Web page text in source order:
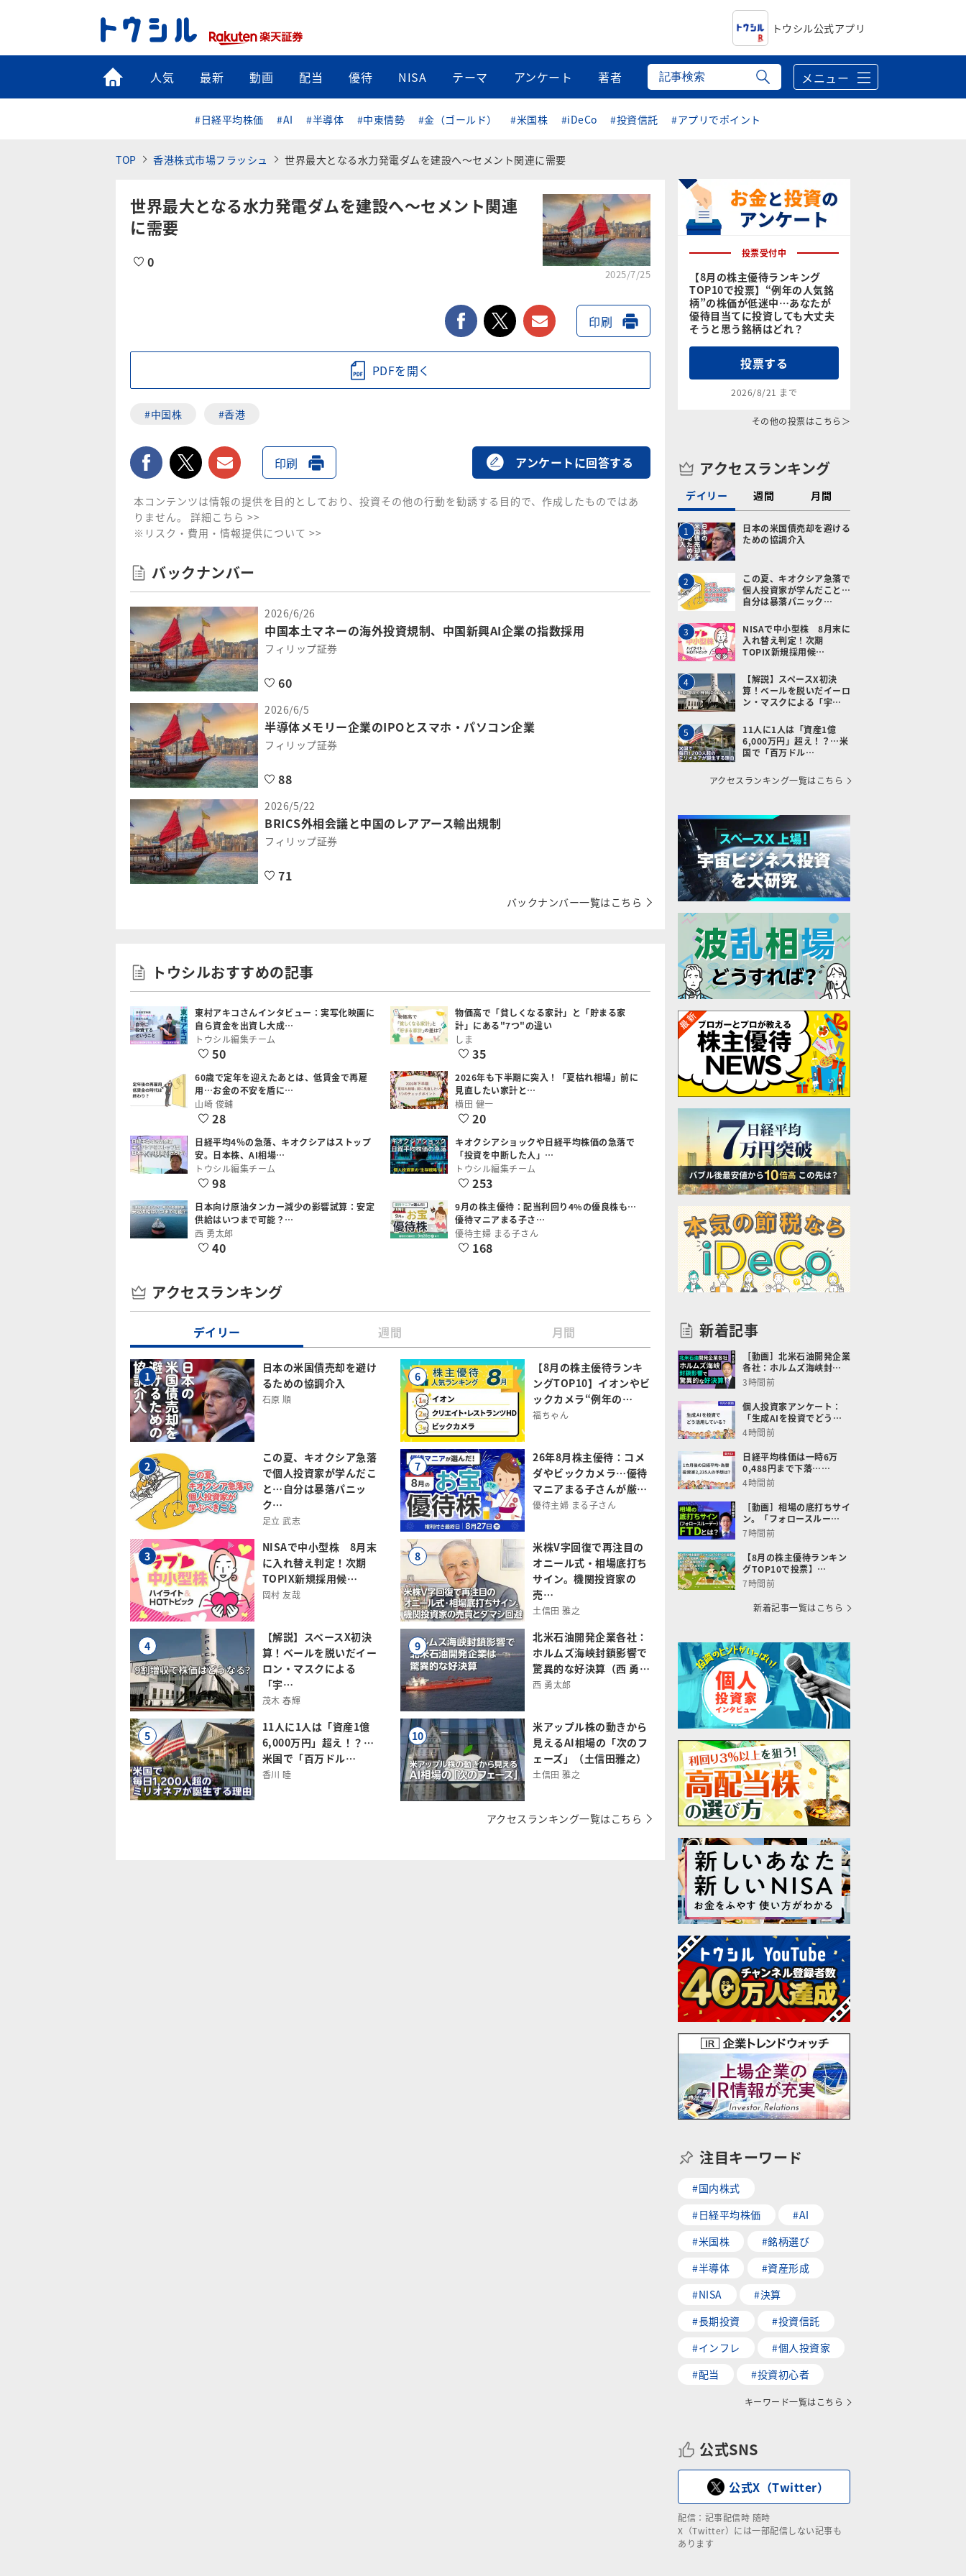
トウシル公式アプリ
トップ
人気 最新 動画 配当 優待 NISA テーマ アンケート 著者 メニュー
#日経平均株価 #AI #半導体 #中東情勢 #金（ゴールド） #米国株 #iDeCo #投資信託 #アプリでポイント
TOP 香港株式市場フラッシュ 世界最大となる水力発電ダムを建設へ～セメント関連に需要
世界最大となる水力発電ダムを建設へ～セメント関連
に需要
0
2025/7/25
facebooktwitter メールで送る
印刷
PDFを開く
#中国株 #香港
facebooktwitter メールで送る
印刷 アンケートに回答する
本コンテンツは情報の提供を目的としており、投資その他の行動を勧誘する目的で、作成したものではあ
りません。 詳細こちら >>
※リスク・費用・情報提供について >>
バックナンバー
2026/6/26
中国本土マネーの海外投資規制、中国新興AI企業の指数採用
フィリップ証券
60
2026/6/5
半導体メモリー企業のIPOとスマホ・パソコン企業
フィリップ証券
88
2026/5/22
BRICS外相会議と中国のレアアース輸出規制
フィリップ証券
71
バックナンバー一覧はこちら
トウシルおすすめの記事
東村アキコさんインタビュー：実写化映画に
自ら資金を出資し大成…
トウシル編集チーム
50
物価高で「貧しくなる家計」と「貯まる家
計」にある"7つ"の違い
しま
35
60歳で定年を迎えたあとは、低賃金で再雇
用…お金の不安を盾に…
山崎 俊輔
28
2026年も下半期に突入！「夏枯れ相場」前に
見直したい家計と…
横田 健一
20
日経平均4％の急落、キオクシアはストップ
安。日本株、AI相場…
トウシル編集チーム
98
キオクシアショックや日経平均株価の急落で
「投資を中断した人」…
トウシル編集チーム
253
日本向け原油タンカー減少の影響試算：安定
供給はいつまで可能？…
西 勇太郎
40
9月の株主優待：配当利回り4%の優良株も…
優待マニアまる子さ…
優待主婦 まる子さん
168
アクセスランキング
デイリー 週間 月間
1
日本の米国債売却を避け
るための協調介入
石原 順
2
この夏、キオクシア急落
で個人投資家が学んだこ
と…自分は暴落パニッ
ク…
足立 武志
3
NISAで中小型株 8月末
に入れ替え判定！次期
TOPIX新規採用候…
岡村 友哉
4
【解説】スペースX初決
算！ベールを脱いだイー
ロン・マスクによる
「宇…
茂木 春輝
5
11人に1人は「資産1億
6,000万円」超え！？…
米国で「百万ドル…
香川 睦
6
【8月の株主優待ランキ
ングTOP10】イオンやビ
ックカメラ“例年の…
福ちゃん
7
26年8月株主優待：コメ
ダやビックカメラ…優待
マニアまる子さんが厳…
優待主婦 まる子さん
8
米株V字回復で再注目の
オニール式・相場底打ち
サイン。機関投資家の
売…
土信田 雅之
9
北米石油開発企業各社：
ホルムズ海峡封鎖影響で
驚異的な好決算（西 勇…
西 勇太郎
10
米アップル株の動きから
見えるAI相場の「次のフ
ェーズ」（土信田雅之）
土信田 雅之
アクセスランキング一覧はこちら
投票受付中
【8月の株主優待ランキング
TOP10で投票】“例年の人気銘
柄”の株価が低迷中…あなたが
優待目当てに投資しても大丈夫
そうと思う銘柄はどれ？
投票する
2026/8/21 まで
その他の投票はこちら＞
アクセスランキング
デイリー 週間 月間
1
日本の米国債売却を避ける
ための協調介入
2
この夏、キオクシア急落で
個人投資家が学んだこと…
自分は暴落パニック…
3
NISAで中小型株 8月末に
入れ替え判定！次期
TOPIX新規採用候…
4
【解説】スペースX初決
算！ベールを脱いだイーロ
ン・マスクによる「宇…
5
11人に1人は「資産1億
6,000万円」超え！？…米
国で「百万ドル…
アクセスランキング一覧はこちら
新着記事
［動画］北米石油開発企業
各社：ホルムズ海峡封…
3時間前
個人投資家アンケート：
「生成AIを投資でどう…
4時間前
日経平均株価は一時6万
0,488円まで下落……
4時間前
［動画］相場の底打ちサイ
ン。「フォロースルー…
7時間前
【8月の株主優待ランキン
グTOP10で投票】…
7時間前
新着記事一覧はこちら
注目キーワード
#国内株式
#日経平均株価
#AI
#米国株
#銘柄選び
#半導体
#資産形成
#NISA
#決算
#長期投資
#投資信託
#インフレ
#個人投資家
#配当
#投資初心者
キーワード一覧はこちら
公式SNS
公式X（Twitter）
配信：記事配信時 随時
X（Twitter）には一部配信しない記事も
あります